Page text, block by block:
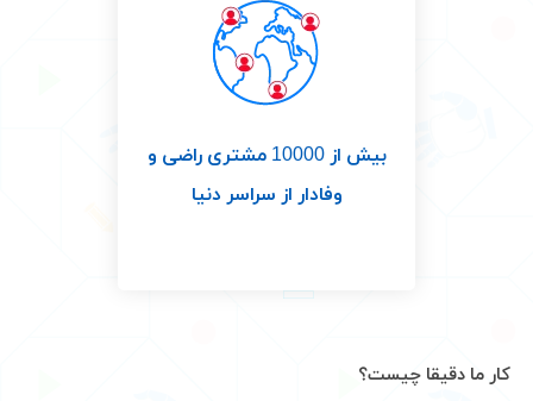
بیش از 10000 مشتری راضی و
وفادار از سراسر دنیا
کار ما دقیقا چیست؟